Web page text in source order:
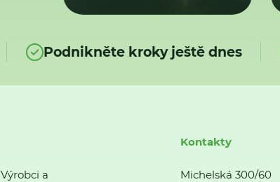
Podnikněte kroky ještě dnes
Výrobci a
Kontakty
Michelská 300/60